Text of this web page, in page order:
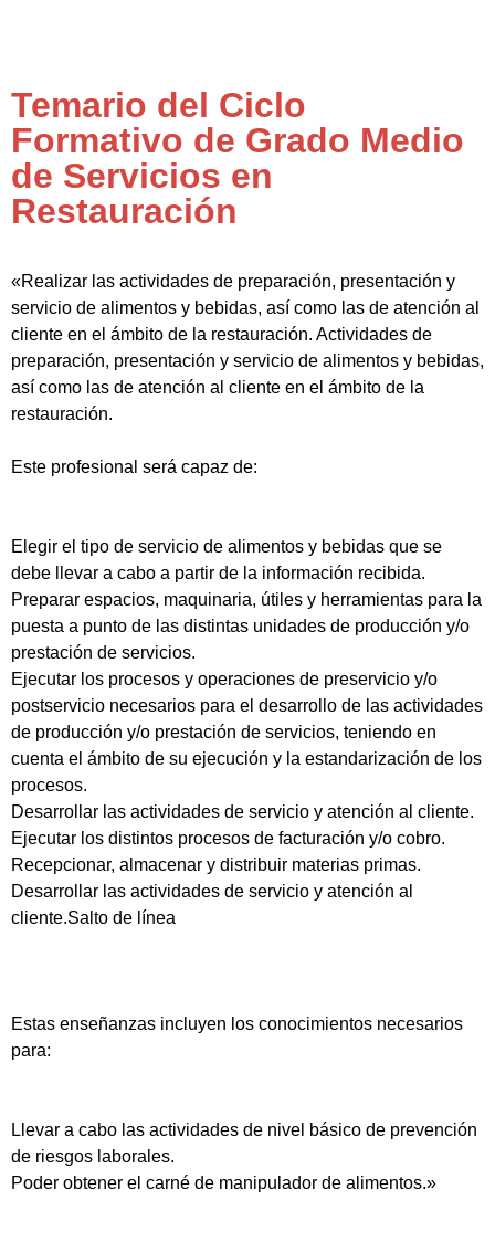
Temario del Ciclo
Formativo de Grado Medio
de Servicios en
Restauración
«Realizar las actividades de preparación, presentación y
servicio de alimentos y bebidas, así como las de atención al
cliente en el ámbito de la restauración. Actividades de
preparación, presentación y servicio de alimentos y bebidas,
así como las de atención al cliente en el ámbito de la
restauración.
Este profesional será capaz de:
Elegir el tipo de servicio de alimentos y bebidas que se
debe llevar a cabo a partir de la información recibida.
Preparar espacios, maquinaria, útiles y herramientas para la
puesta a punto de las distintas unidades de producción y/o
prestación de servicios.
Ejecutar los procesos y operaciones de preservicio y/o
postservicio necesarios para el desarrollo de las actividades
de producción y/o prestación de servicios, teniendo en
cuenta el ámbito de su ejecución y la estandarización de los
procesos.
Desarrollar las actividades de servicio y atención al cliente.
Ejecutar los distintos procesos de facturación y/o cobro.
Recepcionar, almacenar y distribuir materias primas.
Desarrollar las actividades de servicio y atención al
cliente.Salto de línea
Estas enseñanzas incluyen los conocimientos necesarios
para:
Llevar a cabo las actividades de nivel básico de prevención
de riesgos laborales.
Poder obtener el carné de manipulador de alimentos.»